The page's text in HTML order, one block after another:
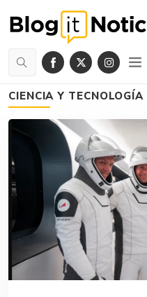
CIENCIA Y TECNOLOGÍA